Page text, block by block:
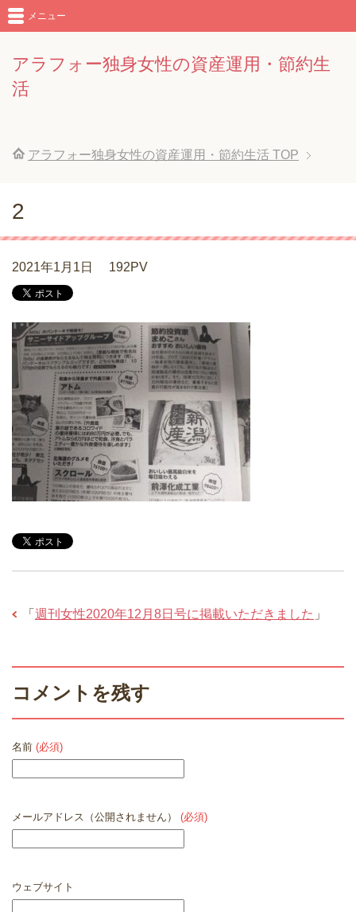
アラフォー独身女性の資産運用・節約生
活
メニュー
アラフォー独身女性の資産運用・節約生活 TOP
2
2021年1月1日 192PV
「 週刊女性2020年12月8日号に掲載いただきました 」
コメントを残す
名前 (必須)
メールアドレス（公開されません） (必須)
ウェブサイト